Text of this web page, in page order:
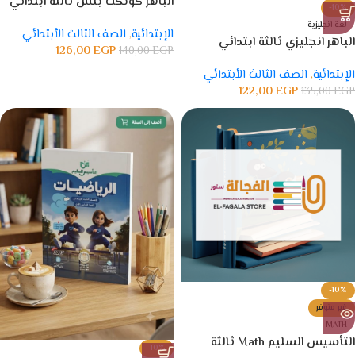
-10%
لغة انجليزية
الباهر انجليزي ثالثة ابتدائي
الإبتدائية, الصف الثالث الأبتدائي
135,00EGP
122,00EGP
الإبتدائية, الصف الثالث الأبتدائي
140,00EGP
126,00EGP
-10%
غير متوفر
MATH
التأسيس السليم Math ثالثة
-10%